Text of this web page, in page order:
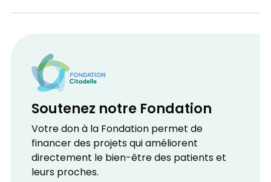
Soutenez notre Fondation
Votre don à la Fondation permet de
financer des projets qui améliorent
directement le bien-être des patients et
leurs proches.